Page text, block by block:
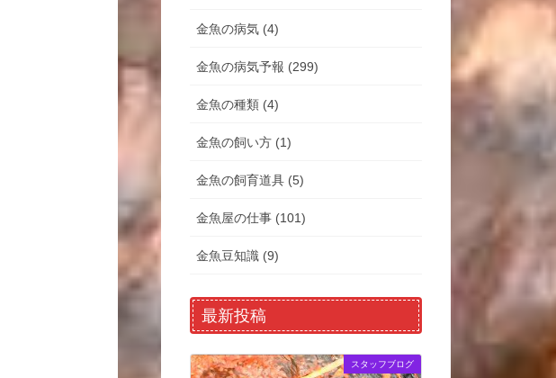
金魚の病気 (4)
金魚の病気予報 (299)
金魚の種類 (4)
金魚の飼い方 (1)
金魚の飼育道具 (5)
金魚屋の仕事 (101)
金魚豆知識 (9)
最新投稿
スタッフブログ